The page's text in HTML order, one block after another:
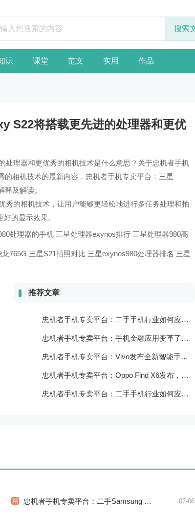
识 课堂 范文 实用 作品
S22将搭载更先进的处理器和更优
处理器和更优秀的相机技术是什么意思？关于忠机者手机
相机技术的最新内容，忠机者手机专卖平台：三星
及解读。
秀的相机技术，让用户能够更轻松地进行多任务处理和拍
的显示效果。
处理器的手机 三星处理器exynos排行 三星处理器980高
765G 三星S21拍照对比 三星exynos980处理器排名 三星
推荐文章
忠机者手机专卖平台：二手手机行业如何应对自动化生产的趋势
忠机者手机专卖平台：手机金融应用变革了金融行业
忠机者手机专卖平台：Vivo发布全新智能手机Vivo Y90
忠机者手机专卖平台：Oppo Find X6发布，搭载高通骁龙898芯片
忠机者手机专卖平台：二手手机行业如何应对物流运营的优化
精 忠机者手机专卖平台：二手Samsung Galaxy M31市场价格持续下跌 07-06